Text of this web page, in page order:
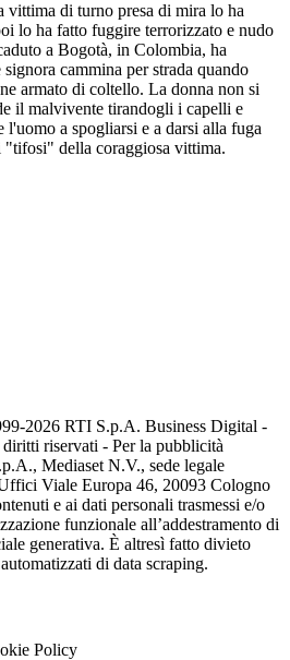
vittima di turno presa di mira lo ha
lo ha fatto fuggire terrorizzato e nudo
a Bogotà, in Colombia, ha
cammina per strada quando
armato di coltello. La donna non si
il malvivente tirandogli i capelli e
l'uomo a spogliarsi e a darsi alla fuga
della coraggiosa vittima.
2026 RTI S.p.A. Business Digital -
riservati - Per la pubblicità
Mediaset N.V., sede legale
Viale Europa 46, 20093 Cologno
e ai dati personali trasmessi e/o
funzionale all’addestramento di
generativa. È altresì fatto divieto
di data scraping.
Policy